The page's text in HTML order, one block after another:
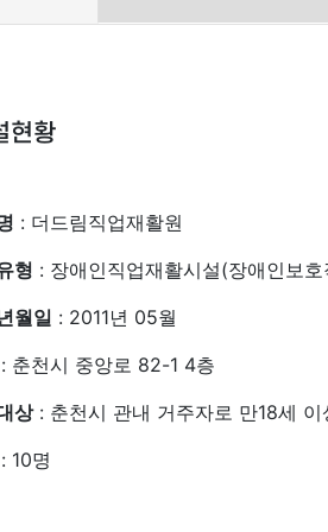
현황
: 더드림직업재활원
형 : 장애인직업재활시설(장애인보호
월일 : 2011년 05월
: 춘천시 중앙로 82-1 4층
상: 춘천시 관내 거주자로 만18세 이
: 10명